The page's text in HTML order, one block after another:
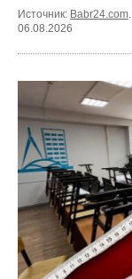
Источник: Babr24.com.
06.08.2026